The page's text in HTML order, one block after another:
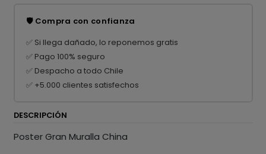
🛡️ Compra con confianza
✅ Si llega dañado, lo reponemos gratis
✅ Pago 100% seguro
✅ Despacho a todo Chile
✅ +5.000 clientes satisfechos
DESCRIPCIÓN
Poster Gran Muralla China